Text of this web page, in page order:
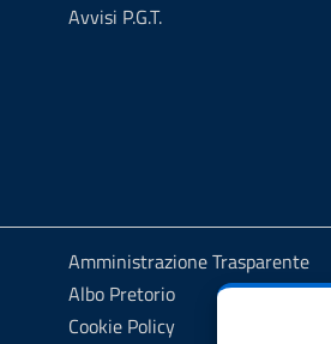
Avvisi P.G.T.
Amministrazione Trasparente
Albo Pretorio
Cookie Policy